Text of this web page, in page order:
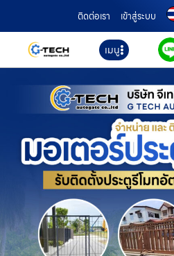
ติดต่อเรา เข้าสู่ระบบ
เมนู